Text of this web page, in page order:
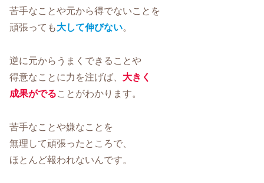
苦手なことや元から得でないことを
頑張っても大して伸びない。
逆に元からうまくできることや
得意なことに力を注げば、 大きく
成果がでることがわかります。
苦手なことや嫌なことを
無理して頑張ったところで、
ほとんど報われないんです。